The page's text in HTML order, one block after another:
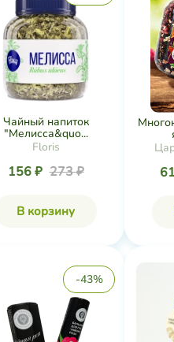
Чайный напиток
"Мелисса&quo...
Floris
156 ₽ 273 ₽
В корзину
-43%